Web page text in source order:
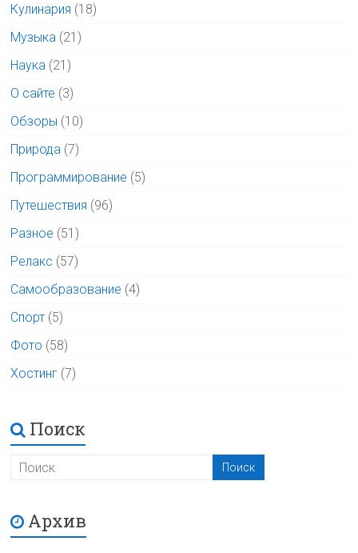
Кулинария (18)
Музыка (21)
Наука (21)
О сайте (3)
Обзоры (10)
Природа (7)
Программирование (5)
Путешествия (96)
Разное (51)
Релакс (57)
Самообразование (4)
Спорт (5)
Фото (58)
Хостинг (7)
Поиск
Архив